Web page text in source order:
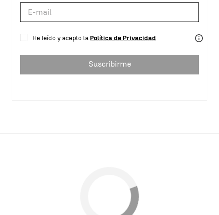
He leído y acepto la Política de Privacidad
Suscribirme